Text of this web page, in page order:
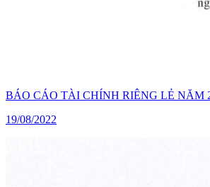
BÁO CÁO TÀI CHÍNH RIÊNG LẺ NĂM
19/08/2022